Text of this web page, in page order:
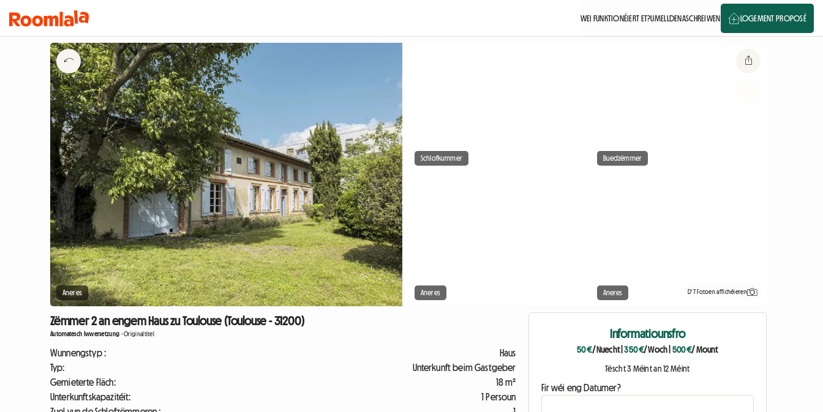
WEI FUNKTIONÉIERT ET?UMELLDENASCHREIWEN LOGEMENT PROPOSÉ
Aneres
Schlofkummer Buedzëmmer
Aneres Aneres D'7 Fotoen affichéieren
Zëmmer 2 an engem Haus zu Toulouse (Toulouse - 31200)
Automatesch Iwwersetzung -Originaltitel
Wunnengstyp :
Haus
Typ:
Unterkunft beim Gastgeber
Gemieterte Fläch:
18 m²
Unterkunftskapazitéit:
1 Persoun
Informatiounsfro
50 €/ Nuecht|350 €/ Woch 500 €/ Mount
Tëscht 3 Méint an 12 Méint
Fir wéi eng Datumer?